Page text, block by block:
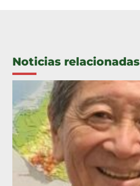
Noticias relacionadas